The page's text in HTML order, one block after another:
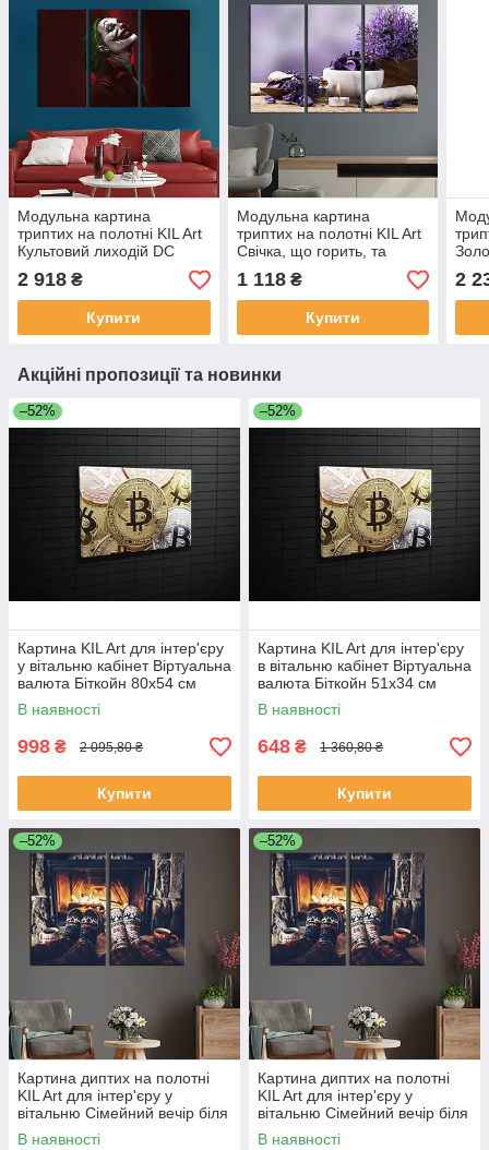
Модульна картина
триптих на полотні KIL Art
Культовий лиходій DC
Джокер 156x100 см (721-
31)
2 918 ₴
Купити
Модульна картина
триптих на полотні KIL Art
Свічка, що горить, та
фіолетові квіти на
дерев'яному столі 78x48
см
1 118₴
Купити
2
Акційні пропозиції та новинки
–52%
Картина KIL Art для інтер'єру
у вітальню кабінет Віртуальна
валюта Біткойн 80x54 см
(633)
В наявності
998 ₴ 2 095,80 ₴
Купити
–52%
Картина KIL Art для інтер'єру
в вітальню кабінет Віртуальна
валюта Біткойн 51x34 см
(633)
В наявності
648 ₴ 1 360,80 ₴
Купити
–52%
Картина диптих на полотні
KIL Art для інтер'єру у
вітальню Сімейний вечір біля
каміна 111x81 см (522-2)
В наявності
–52%
Картина диптих на полотні
KIL Art для інтер'єру у
вітальню Сімейний вечір біля
каміна 71x51 см (522-2)
В наявності